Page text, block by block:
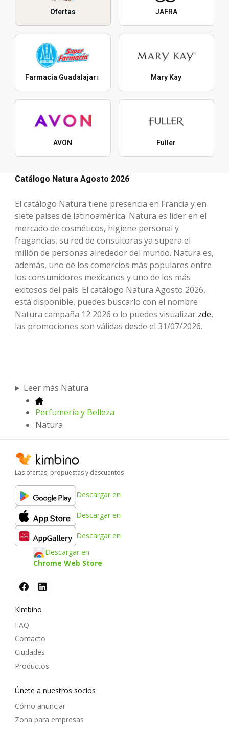
Ofertas JAFRA
Farmacia Guadalajara Mary Kay
AVON Fuller
Catálogo Natura Agosto 2026
El catálogo Natura tiene presencia en Francia y en
siete países de latinoamérica. Natura es líder en el
mercado de cosméticos, higiene personal y
fragancias, su red de consultoras ya supera el
millón de personas alrededor del mundo. Natura es,
además, uno de los comercios más populares entre
los consumidores mexicanos y uno de los más
exitosos del país. El catálogo Natura Agosto 2026,
está disponible, puedes buscarlo con el nombre
Natura campaña 12 2026 o lo puedes visualizar zde,
las promociones son válidas desde el 31/07/2026.
Leer más Natura
Perfumería y Belleza
Natura
Las ofertas, propuestas y descuentos
Descargar en
Descargar en
Descargar en
Descargar en
Chrome Web Store
Kimbino
FAQ
Contacto
Ciudades
Productos
Únete a nuestros socios
Cómo anunciar
Zona para empresas